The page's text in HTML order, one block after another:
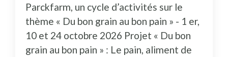
Parckfarm, un cycle d’activités sur le
thème « Du bon grain au bon pain » - 1 er,
10 et 24 octobre 2026 Projet « Du bon
grain au bon pain » : Le pain, aliment de